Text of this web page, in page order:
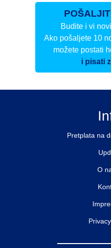
Budite i vi
Ako pošaljete 10
možete postati
i pisati
Pretplata na
O